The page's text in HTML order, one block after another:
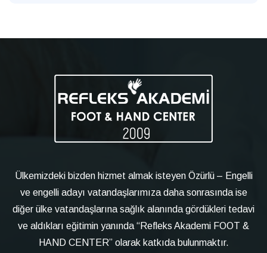
Ülkemizdeki bizden hizmet almak isteyen Özürlü – Engelli
ve engelli adayı vatandaşlarımıza daha sonrasında ise
diğer ülke vatandaşlarına sağlık alanında gördükleri tedavi
ve aldıkları eğitimin yanında “Refleks Akademi FOOT &
HAND CENTER” olarak katkıda bulunmaktır.